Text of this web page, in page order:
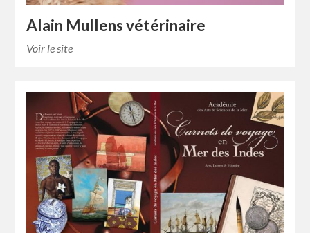
Alain Mullens vétérinaire
Voir le site